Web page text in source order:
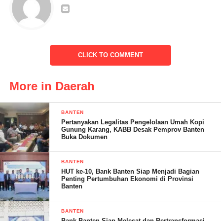
“Alhamdulillah, ditahun ini 2023 Ruas Jalan Carenang kidul
Rt.16/Rw 04 di Tahun ini 2023, Pemerintah Daerah Kabupaten
Ruang menganggarkan dana Rp. 211.600.000,00, kami bersama
CLICK TO COMMENT
More in Daerah
BANTEN
Pertanyakan Legalitas Pengelolaan Umah Kopi
Gunung Karang, KABB Desak Pemprov Banten
Buka Dokumen
BANTEN
HUT ke-10, Bank Banten Siap Menjadi Bagian
Penting Pertumbuhan Ekonomi di Provinsi
Banten
BANTEN